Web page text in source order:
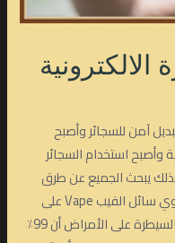
آمن للسجائر وأصبح
وأصبح استخدام السجائر
يبحث الجميع عن طرق
علاج ادمان السيجارة الالكترونية حيث يحتوي سائل الفيب Vape على
النيكوتين ووجدت دراسة حديثة من مركز السيطرة على الأمراض أن 99٪